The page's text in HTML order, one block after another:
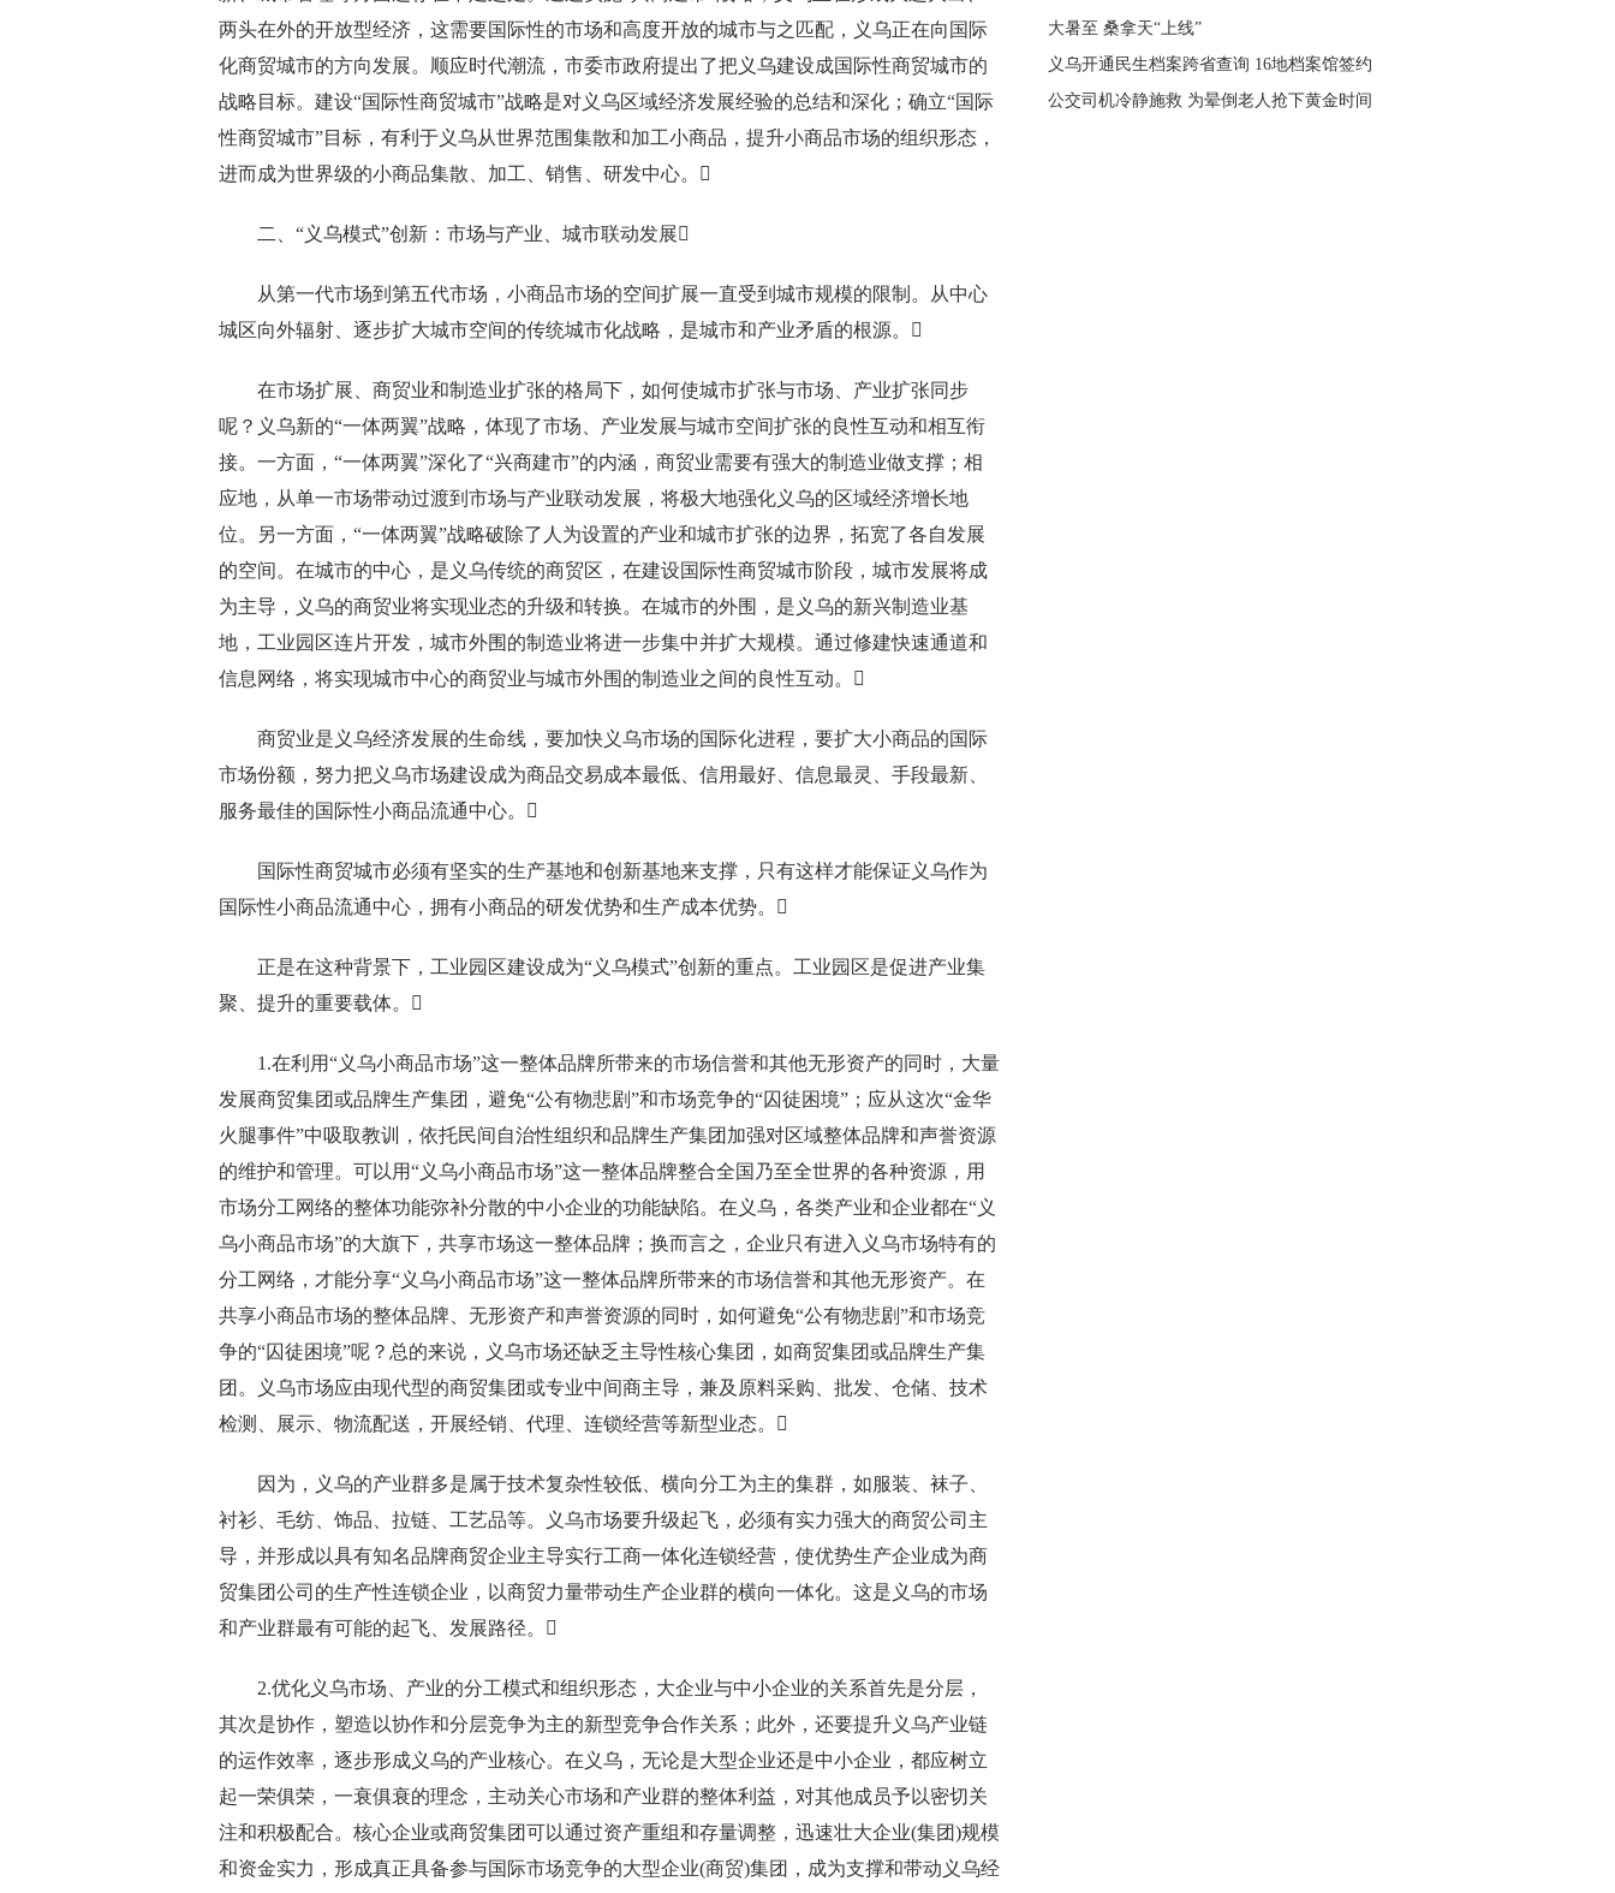
两头在外的开放型经济，这需要国际性的市场和高度开放的城市与之匹配，义乌正在向国际
化商贸城市的方向发展。顺应时代潮流，市委市政府提出了把义乌建设成国际性商贸城市的
战略目标。建设“国际性商贸城市”战略是对义乌区域经济发展经验的总结和深化；确立“国际
性商贸城市”目标，有利于义乌从世界范围集散和加工小商品，提升小商品市场的组织形态，
进而成为世界级的小商品集散、加工、销售、研发中心。
二、“义乌模式”创新：市场与产业、城市联动发展
从第一代市场到第五代市场，小商品市场的空间扩展一直受到城市规模的限制。从中心
城区向外辐射、逐步扩大城市空间的传统城市化战略，是城市和产业矛盾的根源。
在市场扩展、商贸业和制造业扩张的格局下，如何使城市扩张与市场、产业扩张同步
呢？义乌新的“一体两翼”战略，体现了市场、产业发展与城市空间扩张的良性互动和相互衔
接。一方面，“一体两翼”深化了“兴商建市”的内涵，商贸业需要有强大的制造业做支撑；相
应地，从单一市场带动过渡到市场与产业联动发展，将极大地强化义乌的区域经济增长地
位。另一方面，“一体两翼”战略破除了人为设置的产业和城市扩张的边界，拓宽了各自发展
的空间。在城市的中心，是义乌传统的商贸区，在建设国际性商贸城市阶段，城市发展将成
为主导，义乌的商贸业将实现业态的升级和转换。在城市的外围，是义乌的新兴制造业基
地，工业园区连片开发，城市外围的制造业将进一步集中并扩大规模。通过修建快速通道和
信息网络，将实现城市中心的商贸业与城市外围的制造业之间的良性互动。
商贸业是义乌经济发展的生命线，要加快义乌市场的国际化进程，要扩大小商品的国际
市场份额，努力把义乌市场建设成为商品交易成本最低、信用最好、信息最灵、手段最新、
服务最佳的国际性小商品流通中心。
国际性商贸城市必须有坚实的生产基地和创新基地来支撑，只有这样才能保证义乌作为
国际性小商品流通中心，拥有小商品的研发优势和生产成本优势。
正是在这种背景下，工业园区建设成为“义乌模式”创新的重点。工业园区是促进产业集
聚、提升的重要载体。
1.在利用“义乌小商品市场”这一整体品牌所带来的市场信誉和其他无形资产的同时，大量
发展商贸集团或品牌生产集团，避免“公有物悲剧”和市场竞争的“囚徒困境”；应从这次“金华
火腿事件”中吸取教训，依托民间自治性组织和品牌生产集团加强对区域整体品牌和声誉资源
的维护和管理。可以用“义乌小商品市场”这一整体品牌整合全国乃至全世界的各种资源，用
市场分工网络的整体功能弥补分散的中小企业的功能缺陷。在义乌，各类产业和企业都在“义
乌小商品市场”的大旗下，共享市场这一整体品牌；换而言之，企业只有进入义乌市场特有的
分工网络，才能分享“义乌小商品市场”这一整体品牌所带来的市场信誉和其他无形资产。在
共享小商品市场的整体品牌、无形资产和声誉资源的同时，如何避免“公有物悲剧”和市场竞
争的“囚徒困境”呢？总的来说，义乌市场还缺乏主导性核心集团，如商贸集团或品牌生产集
团。义乌市场应由现代型的商贸集团或专业中间商主导，兼及原料采购、批发、仓储、技术
检测、展示、物流配送，开展经销、代理、连锁经营等新型业态。
因为，义乌的产业群多是属于技术复杂性较低、横向分工为主的集群，如服装、袜子、
衬衫、毛纺、饰品、拉链、工艺品等。义乌市场要升级起飞，必须有实力强大的商贸公司主
导，并形成以具有知名品牌商贸企业主导实行工商一体化连锁经营，使优势生产企业成为商
贸集团公司的生产性连锁企业，以商贸力量带动生产企业群的横向一体化。这是义乌的市场
和产业群最有可能的起飞、发展路径。
2.优化义乌市场、产业的分工模式和组织形态，大企业与中小企业的关系首先是分层，
其次是协作，塑造以协作和分层竞争为主的新型竞争合作关系；此外，还要提升义乌产业链
的运作效率，逐步形成义乌的产业核心。在义乌，无论是大型企业还是中小企业，都应树立
起一荣俱荣，一衰俱衰的理念，主动关心市场和产业群的整体利益，对其他成员予以密切关
注和积极配合。核心企业或商贸集团可以通过资产重组和存量调整，迅速壮大企业(集团)规模
和资金实力，形成真正具备参与国际市场竞争的大型企业(商贸)集团，成为支撑和带动义乌经
大暑至 桑拿天“上线”
义乌开通民生档案跨省查询 16地档案馆签约
合作
公交司机冷静施救 为晕倒老人抢下黄金时间